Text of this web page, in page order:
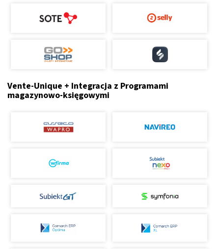
Vente-Unique + Integracja z Programami
magazynowo-księgowymi